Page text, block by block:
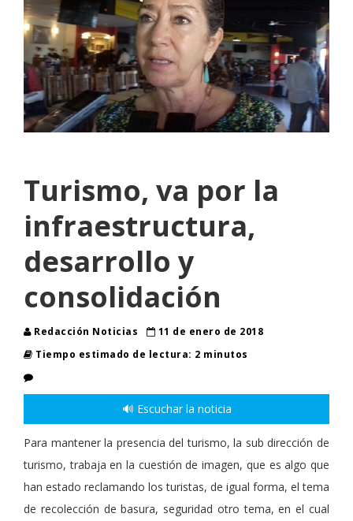
Turismo, va por la
infraestructura,
desarrollo y
consolidación
Redacción Noticias
11 de enero de 2018
Tiempo estimado de lectura: 2 minutos
🔊 Escuchar la noticia
Para mantener la presencia del turismo, la sub dirección de
turismo, trabaja en la cuestión de imagen, que es algo que
han estado reclamando los turistas, de igual forma, el tema
de recolección de basura, seguridad otro tema, en el cual